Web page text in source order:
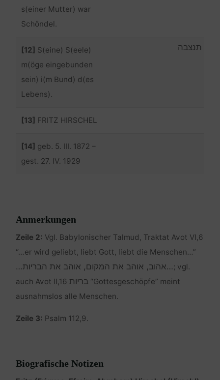
s(einer Mutter) war
Schöndel.
[12] S(eine) S(eele)
m(öge eingebunden
sein) i(m Bund) d(es
Lebens).
תנצבה
[13] FRITZ HIRSCHEL
[14] geb. 5. III. 1872 –
gest. 27. IV. 1929
Anmerkungen
Zeile 2: Vgl. Babylonischer Talmud, Traktat Avot VI,6
“…er wird geliebt, liebt Gott, liebt die Menschen…”
…אהוב, אוהב את המקום, אוהב את הבריות… ; vgl.
auch Avot II,16 בריות“Gottesgeschöpfe” meint
ausnahmslos alle Menschen.
Zeile 3: Psalm 112,9.
Biografische Notizen